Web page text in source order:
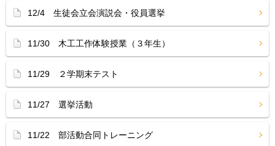
12/4 生徒会立会演説会・役員選挙
11/30 木工工作体験授業（３年生）
11/29 ２学期末テスト
11/27 選挙活動
11/22 部活動合同トレーニング